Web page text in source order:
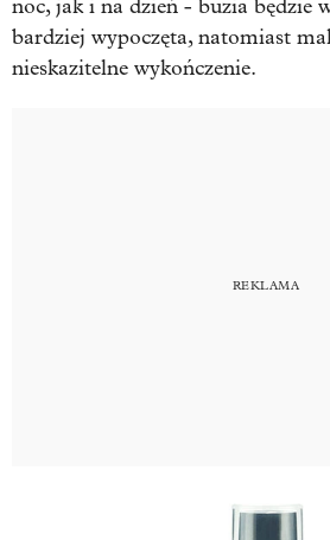
noc, jak i na dzień - buzia będzie
bardziej wypoczęta, natomiast
nieskazitelne wykończenie.